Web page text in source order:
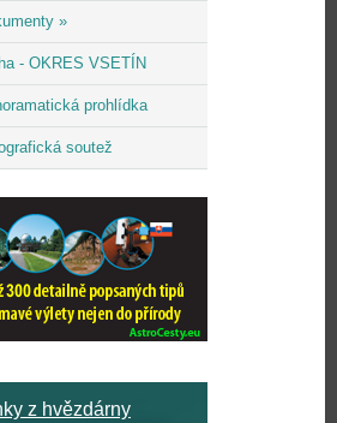
»
- OKRES VSETÍN
prohlídka
soutež
z hvězdárny